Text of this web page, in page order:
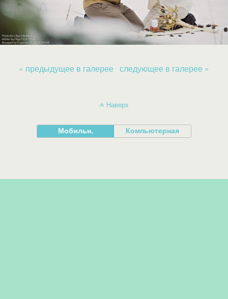
« предыдущее в галерее следующее в галерее »
Наверх
Мобильн. Компьютерная